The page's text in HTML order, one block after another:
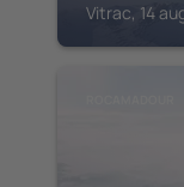
Vitrac, 14